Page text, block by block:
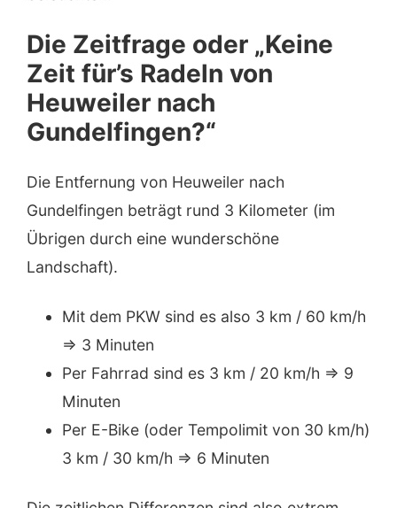
Die Zeitfrage oder „Keine
Zeit für’s Radeln von
Heuweiler nach
Gundelfingen?“
Die Entfernung von Heuweiler nach
Gundelfingen beträgt rund 3 Kilometer (im
Übrigen durch eine wunderschöne
Landschaft).
Mit dem PKW sind es also 3 km / 60 km/h
=> 3 Minuten
Per Fahrrad sind es 3 km / 20 km/h => 9
Minuten
Per E-Bike (oder Tempolimit von 30 km/h)
3 km / 30 km/h => 6 Minuten